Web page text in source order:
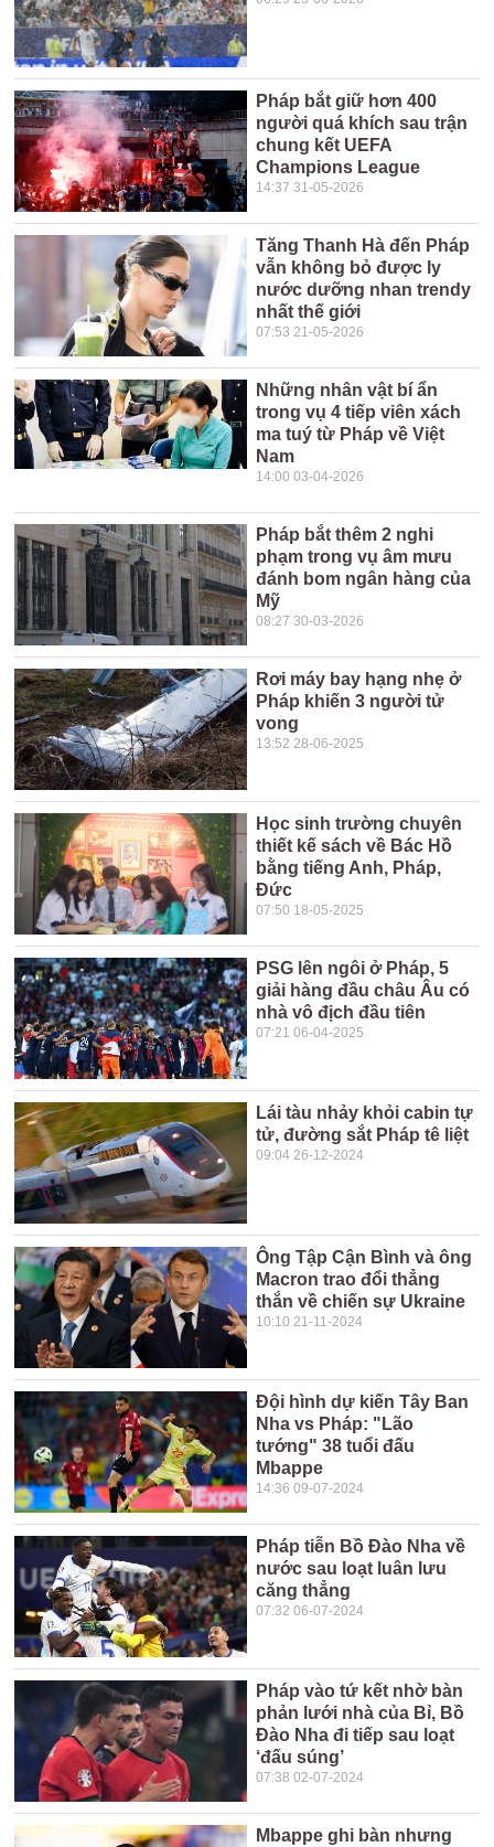
Pháp bắt giữ hơn 400
người quá khích sau trận
chung kết UEFA
Champions League
14:37 31-05-2026
Tăng Thanh Hà đến Pháp
vẫn không bỏ được ly
nước dưỡng nhan trendy
nhất thế giới
07:53 21-05-2026
Những nhân vật bí ẩn
trong vụ 4 tiếp viên xách
ma tuý từ Pháp về Việt
Nam
14:00 03-04-2026
Pháp bắt thêm 2 nghi
phạm trong vụ âm mưu
đánh bom ngân hàng của
Mỹ
08:27 30-03-2026
Rơi máy bay hạng nhẹ ở
Pháp khiến 3 người tử
vong
13:52 28-06-2025
Học sinh trường chuyên
thiết kế sách về Bác Hồ
bằng tiếng Anh, Pháp,
Đức
07:50 18-05-2025
PSG lên ngôi ở Pháp, 5
giải hàng đầu châu Âu có
nhà vô địch đầu tiên
07:21 06-04-2025
Lái tàu nhảy khỏi cabin tự
tử, đường sắt Pháp tê liệt
09:04 26-12-2024
Ông Tập Cận Bình và ông
Macron trao đổi thẳng
thắn về chiến sự Ukraine
10:10 21-11-2024
Đội hình dự kiến Tây Ban
Nha vs Pháp: "Lão
tướng" 38 tuổi đấu
Mbappe
14:36 09-07-2024
Pháp tiễn Bồ Đào Nha về
nước sau loạt luân lưu
căng thẳng
07:32 06-07-2024
Pháp vào tứ kết nhờ bàn
phản lưới nhà của Bỉ, Bồ
Đào Nha đi tiếp sau loạt
‘đấu súng’
07:38 02-07-2024
Mbappe ghi bàn nhưng